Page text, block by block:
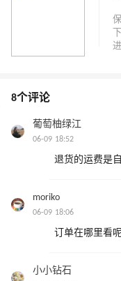
8个评论
葡萄柚绿江
06-09 18:52
退货的运费是
moriko
06-09 18:06
订单在哪里看
小小钻石